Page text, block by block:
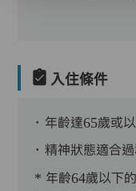
入住條件
．年齡達65歲或以
．精神狀態適合過
* 年齡64歲以下